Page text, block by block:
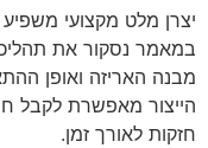
יצרן מלט מקצועי
במאמר נסקור את
מבנה האריזה ואופן
הייצור מאפשרת לקבל
חזקות לאורך זמן.